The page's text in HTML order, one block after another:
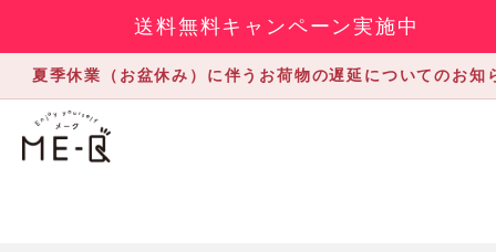
送料無料キャンペーン実施中
夏季休業（お盆休み）に伴うお荷物の遅延についてのお知